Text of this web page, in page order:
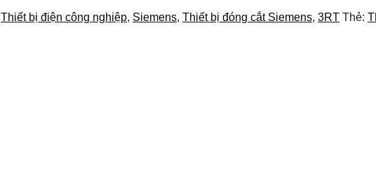
Thiết bị điện công nghiệp, Siemens, Thiết bị đóng cắt Siemens, 3RT Thẻ: